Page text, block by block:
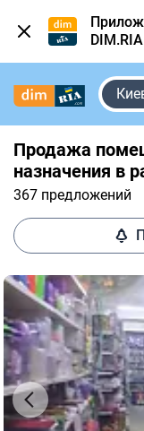
DIM.RIA
Продажа
назначения в
367 предложений